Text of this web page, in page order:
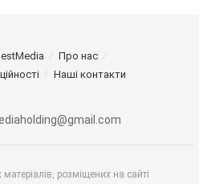
Про нас
Наші контакти
розміщених на сайті